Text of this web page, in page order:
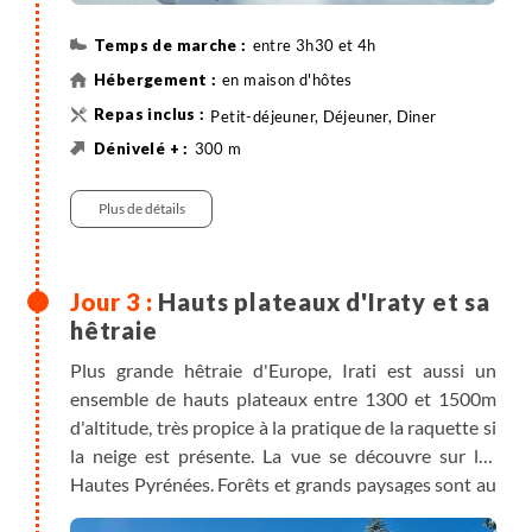
entre 3h30 et 4h
en maison d'hôtes
Petit-déjeuner, Déjeuner, Diner
300 m
Plus de détails
Hauts plateaux d'Iraty et sa
hêtraie
Plus grande hêtraie d'Europe, Irati est aussi un
ensemble de hauts plateaux entre 1300 et 1500m
d'altitude, très propice à la pratique de la raquette si
la neige est présente. La vue se découvre sur les
Hautes Pyrénées. Forêts et grands paysages sont au